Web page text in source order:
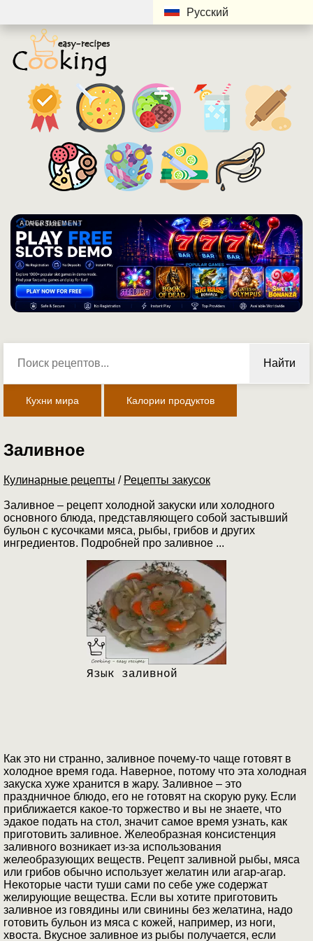
Русский
ADVERTISEMENT
Найти
Кухни мира Калории продуктов
Заливное
Кулинарные рецепты / Рецепты закусок
Заливное – рецепт холодной закуски или холодного
основного блюда, представляющего собой застывший
бульон с кусочками мяса, рыбы, грибов и других
ингредиентов. Подробней про заливное ...
Язык заливной
Как это ни странно, заливное почему-то чаще готовят в
холодное время года. Наверное, потому что эта холодная
закуска хуже хранится в жару. Заливное – это
праздничное блюдо, его не готовят на скорую руку. Если
приближается какое-то торжество и вы не знаете, что
эдакое подать на стол, значит самое время узнать, как
приготовить заливное. Желеобразная консистенция
заливного возникает из-за использования
желеобразующих веществ. Рецепт заливной рыбы, мяса
или грибов обычно использует желатин или агар-агар.
Некоторые части туши сами по себе уже содержат
желирующие вещества. Если вы хотите приготовить
заливное из говядины или свинины без желатина, надо
готовить бульон из мяса с кожей, например, из ноги,
хвоста. Вкусное заливное из рыбы получается, если